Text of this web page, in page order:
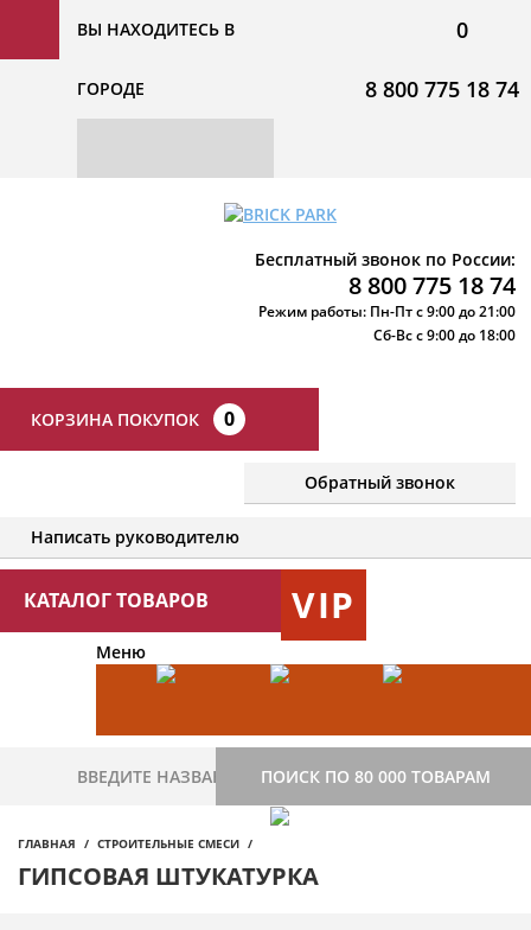
ВЫ НАХОДИТЕСЬ В
ГОРОДЕ
0
8 800 775 18 74
Бесплатный звонок по России:
8 800 775 18 74
Режим работы: Пн-Пт с 9:00 до 21:00
Сб-Вс с 9:00 до 18:00
КОРЗИНА ПОКУПОК 0
Обратный звонок
Написать руководителю
КАТАЛОГ ТОВАРОВ VIP
Меню
ПОИСК ПО 80 000 ТОВАРАМ
ГЛАВНАЯ СТРОИТЕЛЬНЫЕ СМЕСИ
ГИПСОВАЯ ШТУКАТУРКА